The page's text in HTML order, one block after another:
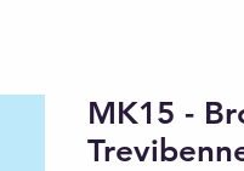
MK15 -